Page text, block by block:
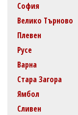
София
Велико Търново
Плевен
Русе
Варна
Стара Загора
Ямбол
Сливен